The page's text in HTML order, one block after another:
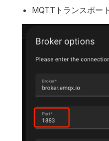
MQTTトランスポー